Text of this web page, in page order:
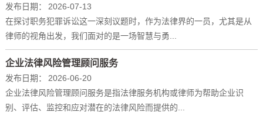
发布日期：
2026-07-13
在探讨职务犯罪诉讼这一深刻议题时，作为法律界的一员，尤其是从
律师的视角出发，我们面对的是一场智慧与勇...
企业法律风险管理顾问服务
发布日期：
2026-06-20
企业法律风险管理顾问服务是指法律服务机构或律师为帮助企业识
别、评估、监控和应对潜在的法律风险而提供的...